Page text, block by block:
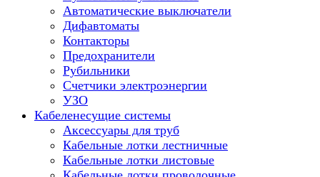
Автоматические выключатели
Дифавтоматы
Контакторы
Предохранители
Рубильники
Счетчики электроэнергии
УЗО
Кабеленесущие системы
Аксессуары для труб
Кабельные лотки лестничные
Кабельные лотки листовые